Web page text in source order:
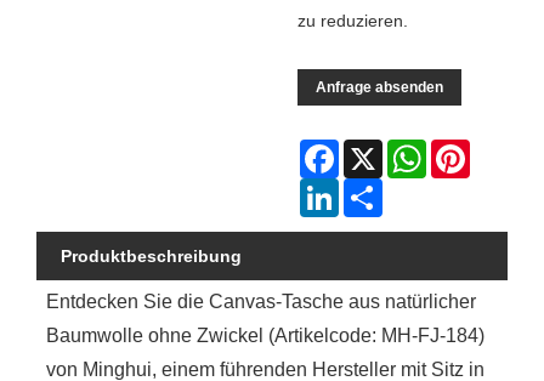
zu reduzieren.
Anfrage absenden
Facebook
X WhatsApp
LinkedIn
Produktbeschreibung
Entdecken Sie die Canvas-Tasche aus natürlicher
Baumwolle ohne Zwickel (Artikelcode: MH-FJ-184)
von Minghui, einem führenden Hersteller mit Sitz in